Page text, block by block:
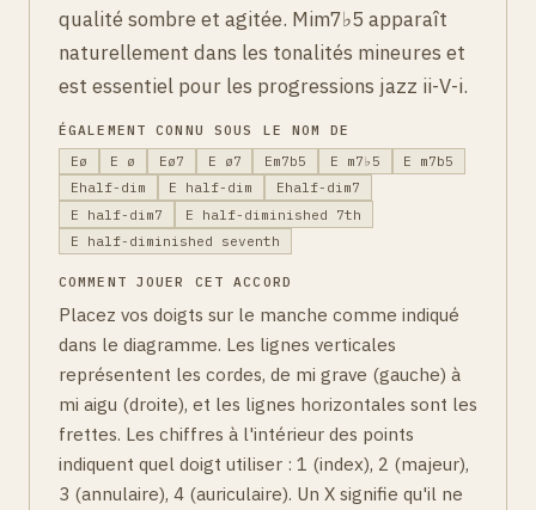
qualité sombre et agitée. Mim7♭5 apparaît
naturellement dans les tonalités mineures et
est essentiel pour les progressions jazz ii-V-i.
ÉGALEMENT CONNU SOUS LE NOM DE
Eø
E ø Eø7 E ø7 Em7b5 E m7♭5
E m7b5
Ehalf-dim
E half-dim
Ehalf-dim7
E half-dim7
E half-diminished 7th
E half-diminished seventh
COMMENT JOUER CET ACCORD
Placez vos doigts sur le manche comme indiqué
dans le diagramme. Les lignes verticales
représentent les cordes, de mi grave (gauche) à
mi aigu (droite), et les lignes horizontales sont les
frettes. Les chiffres à l'intérieur des points
indiquent quel doigt utiliser : 1 (index), 2 (majeur),
3 (annulaire), 4 (auriculaire). Un X signifie qu'il ne